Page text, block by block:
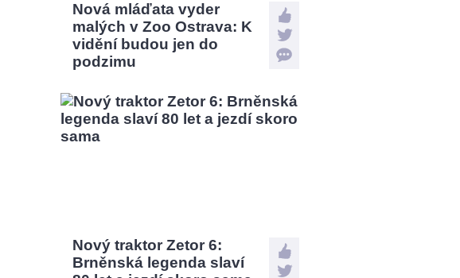
Nová mláďata vyder
malých v Zoo Ostrava: K
vidění budou jen do
podzimu
Nový traktor Zetor 6:
Brněnská legenda slaví